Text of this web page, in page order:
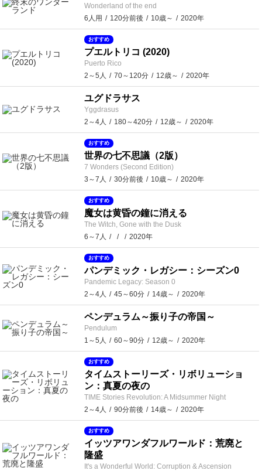
Wonderland of the end
6人用
120分前後 10歳～ 2020年
おすすめ
プエルトリコ (2020)
Puerto Rico
2～5人
70～120分 12歳～ 2020年
ユグドラサス
Yggdrasus
2～4人
180～420分 12歳～ 2020年
おすすめ
世界の七不思議（2版）
7 Wonders (Second Edition)
3～7人
30分前後 10歳～ 2020年
おすすめ
魔女は黄昏の鐘に消える
The Witch, Gone with the Dusk
6～7人
2020年
おすすめ
パンデミック・レガシー：シーズン0
Pandemic Legacy: Season 0
2～4人
45～60分 14歳～ 2020年
ペンデュラム～振り子の帝国～
Pendulum
1～5人
60～90分 12歳～ 2020年
おすすめ
タイムストーリーズ・リボリューショ
ン：真夏の夜の
TIME Stories Revolution: A Midsummer Night
2～4人
90分前後 14歳～ 2020年
おすすめ
イッツアワンダフルワールド：荒廃と
隆盛
It's a Wonderful World: Corruption & Ascension